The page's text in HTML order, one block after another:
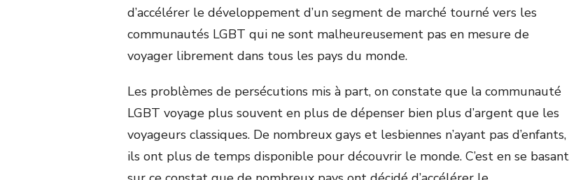
d’accélérer le développement d’un segment de marché tourné vers les
communautés LGBT qui ne sont malheureusement pas en mesure de
voyager librement dans tous les pays du monde.
Les problèmes de persécutions mis à part, on constate que la communauté
LGBT voyage plus souvent en plus de dépenser bien plus d’argent que les
voyageurs classiques. De nombreux gays et lesbiennes n’ayant pas d’enfants,
ils ont plus de temps disponible pour découvrir le monde. C’est en se basant